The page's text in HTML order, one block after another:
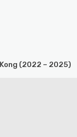
(2022 – 2025)